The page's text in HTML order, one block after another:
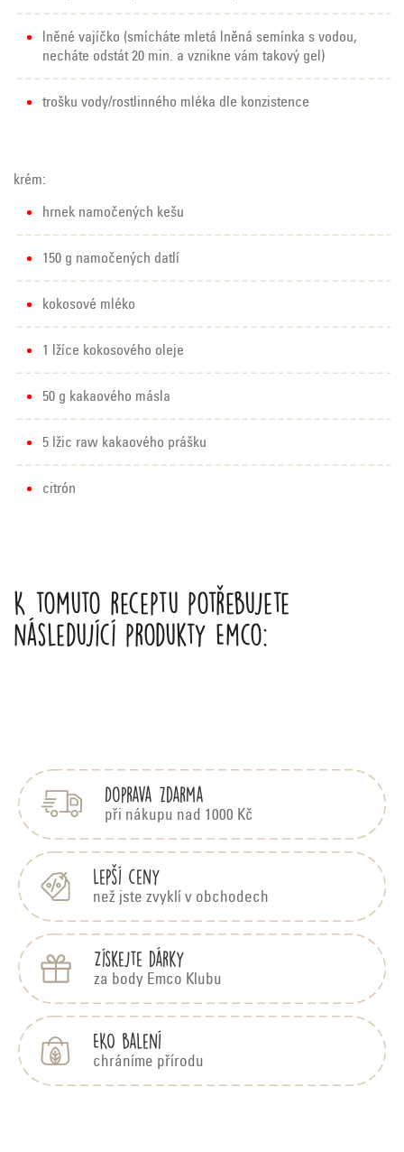
lněné vajíčko (smícháte mletá lněná semínka s vodou,
necháte odstát 20 min. a vznikne vám takový gel)
trošku vody/rostlinného mléka dle konzistence
krém:
hrnek namočených kešu
150 g namočených datlí
kokosové mléko
1 lžíce kokosového oleje
50 g kakaového másla
5 lžic raw kakaového prášku
citrón
K tomuto receptu potřebujete
následující produkty Emco:
Doprava zdarma
při nákupu nad 1000 Kč
Lepší ceny
než jste zvyklí v obchodech
Získejte dárky
za body Emco Klubu
EKO balení
chráníme přírodu